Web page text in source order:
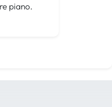
piano.